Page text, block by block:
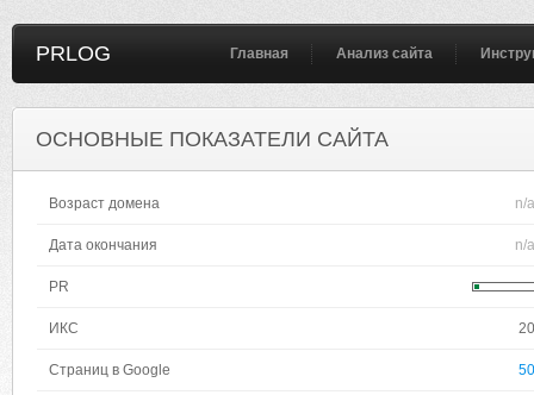
PRLOG Главная Анализ сайта
ОСНОВНЫЕ ПОКАЗАТЕЛИ САЙТА
Возраст домена n/a
Дата окончания n/a
PR
ИКС 20
Страниц в Google 50